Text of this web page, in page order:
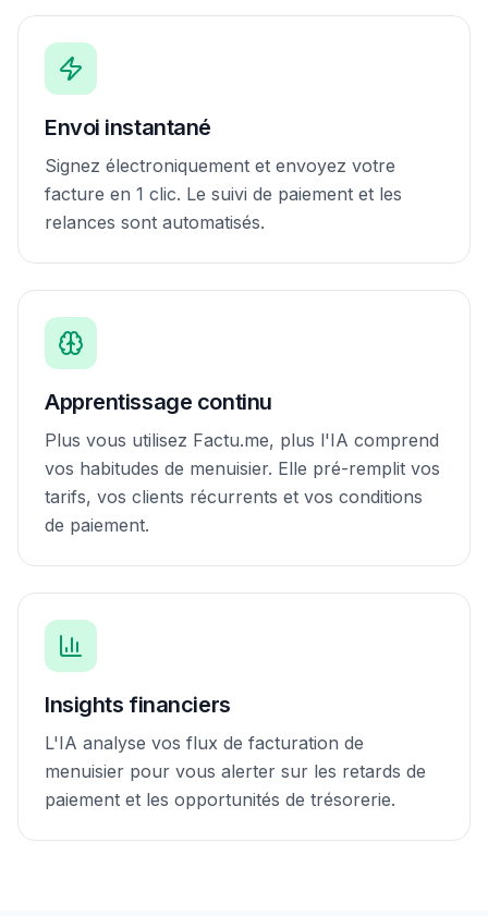
Envoi instantané
Signez électroniquement et envoyez votre
facture en 1 clic. Le suivi de paiement et les
relances sont automatisés.
Apprentissage continu
Plus vous utilisez Factu.me, plus l'IA comprend
vos habitudes de menuisier. Elle pré-remplit vos
tarifs, vos clients récurrents et vos conditions
de paiement.
Insights financiers
L'IA analyse vos flux de facturation de
menuisier pour vous alerter sur les retards de
paiement et les opportunités de trésorerie.